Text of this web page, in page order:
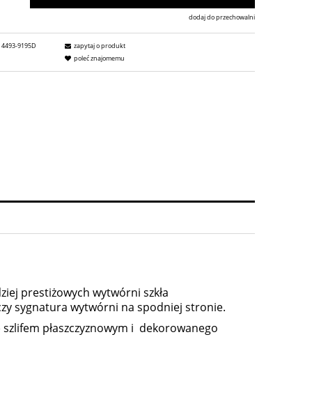
dodaj do przechowalni
4493-9195D
zapytaj o produkt
poleć znajomemu
prestiżowych wytwórni szkła
sygnatura wytwórni na spodniej stronie.
płaszczyznowym i dekorowanego